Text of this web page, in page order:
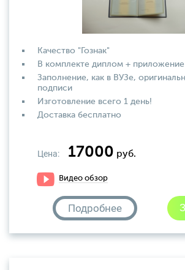
Качество "Гознак"
В комплекте диплом +
Заполнение, как в ВУЗе,
подписи
Изготовление всего 1 день!
Доставка бесплатно
Цена: 17000 руб.
Видео обзор
Подробнее